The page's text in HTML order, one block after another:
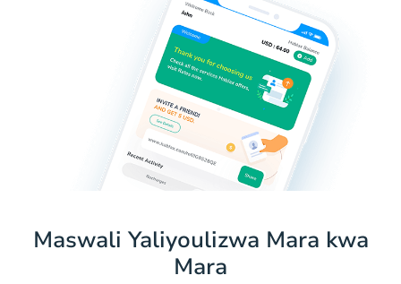
Maswali Yaliyoulizwa Mara kwa
Mara